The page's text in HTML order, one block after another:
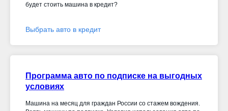
будет стоить машина в кредит?
Выбрать авто в кредит
Программа авто по подписке на выгодных
условиях
Машина на месяц для граждан России со стажем вождения.